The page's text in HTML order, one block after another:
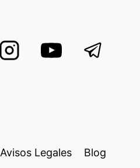
Avisos Legales Blog